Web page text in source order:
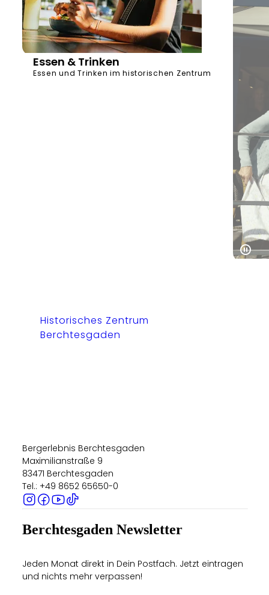
Essen & Trinken
Essen und Trinken im historischen Zentrum
Historisches Zentrum
Berchtesgaden
Bergerlebnis Berchtesgaden
Maximilianstraße 9
83471 Berchtesgaden
Tel.: +49 8652 65650-0
Berchtesgaden Newsletter
Jeden Monat direkt in Dein Postfach. Jetzt eintragen
und nichts mehr verpassen!